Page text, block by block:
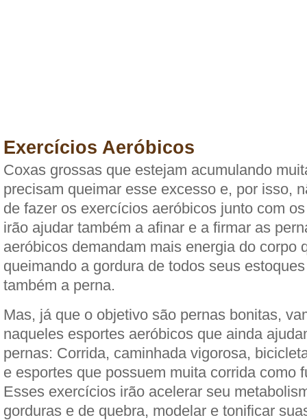
Exercícios Aeróbicos
Coxas grossas que estejam acumulando
precisam queimar esse excesso e, por isso,
de fazer os exercícios aeróbicos junto com
irão ajudar também a afinar e a firmar as
aeróbicos demandam mais energia do corpo
queimando a gordura de todos seus
também a perna.
Mas, já que o objetivo são pernas bonitas,
naqueles esportes aeróbicos que ainda
pernas: Corrida, caminhada vigorosa,
e esportes que possuem muita corrida como
Esses exercícios irão acelerar seu
gorduras e de quebra, modelar e tonificar